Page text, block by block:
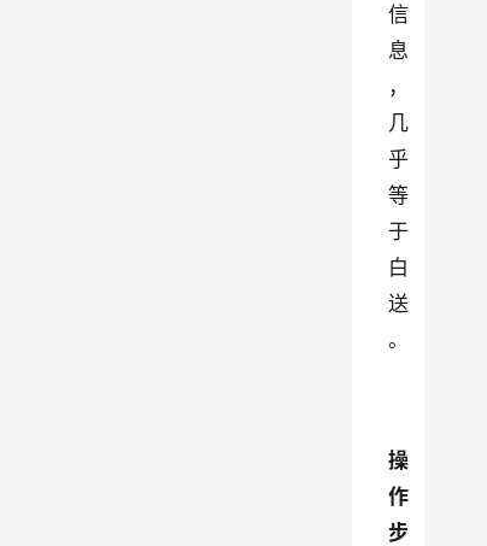
信
息
，
几
乎
等
于
白
送
。
操
作
步